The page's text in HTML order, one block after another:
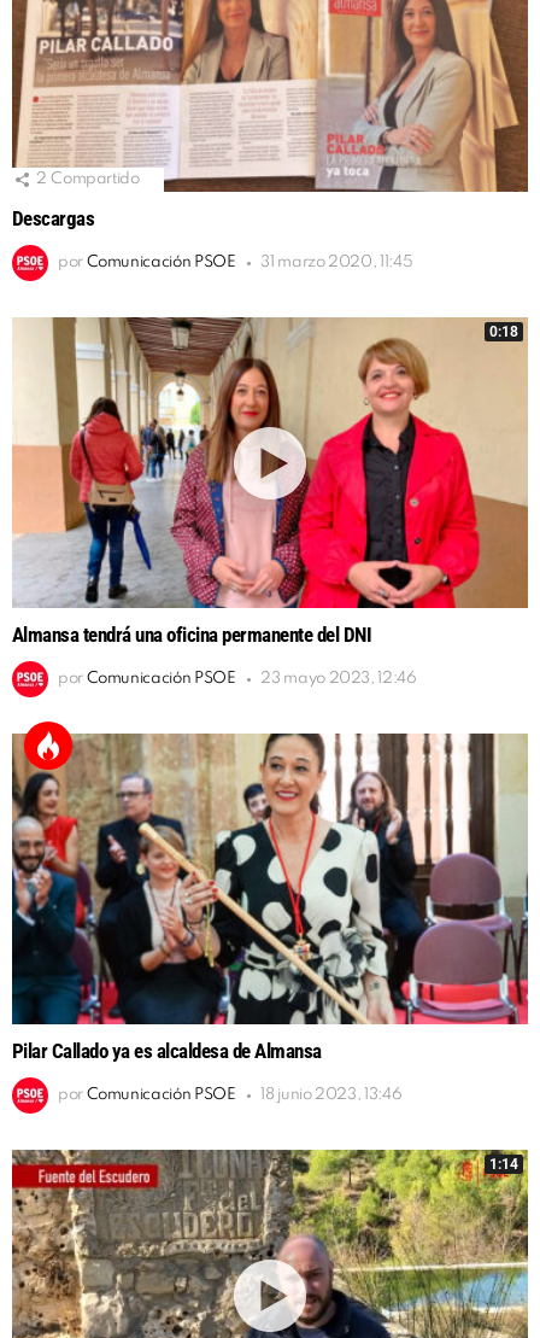
2 Compartido
Descargas
por Comunicación PSOE 31 marzo 2020, 11:45
0:18
Almansa tendrá una oficina permanente del DNI
por Comunicación PSOE 23 mayo 2023, 12:46
Pilar Callado ya es alcaldesa de Almansa
por Comunicación PSOE 18 junio 2023, 13:46
1:14